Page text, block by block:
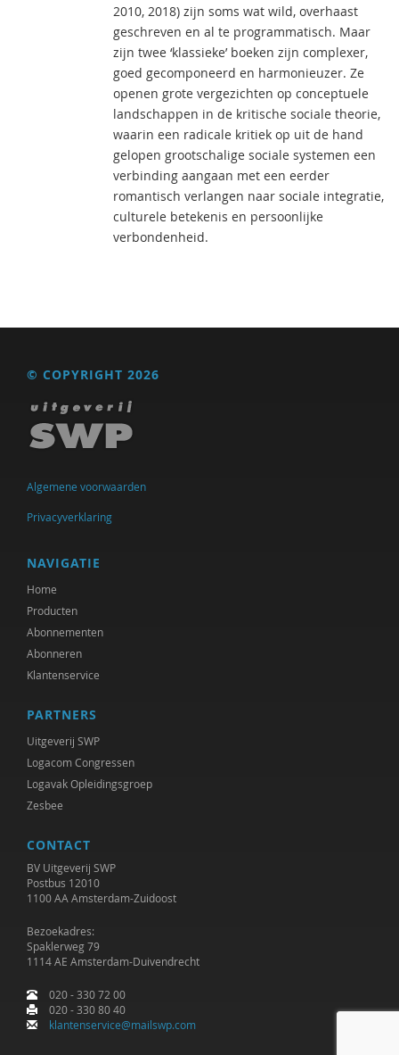
2010, 2018) zijn soms wat wild, overhaast
geschreven en al te programmatisch. Maar
zijn twee ‘klassieke’ boeken zijn complexer,
goed gecomponeerd en harmonieuzer. Ze
openen grote vergezichten op conceptuele
landschappen in de kritische sociale theorie,
waarin een radicale kritiek op uit de hand
gelopen grootschalige sociale systemen een
verbinding aangaan met een eerder
romantisch verlangen naar sociale integratie,
culturele betekenis en persoonlijke
verbondenheid.
© COPYRIGHT 2026
Algemene voorwaarden
Privacyverklaring
NAVIGATIE
Home
Producten
Abonnementen
Abonneren
Klantenservice
PARTNERS
Uitgeverij SWP
Logacom Congressen
Logavak Opleidingsgroep
Zesbee
CONTACT
BV Uitgeverij SWP
Postbus 12010
1100 AA Amsterdam-Zuidoost
Bezoekadres:
Spaklerweg 79
1114 AE Amsterdam-Duivendrecht
020 - 330 72 00
020 - 330 80 40
klantenservice@mailswp.com